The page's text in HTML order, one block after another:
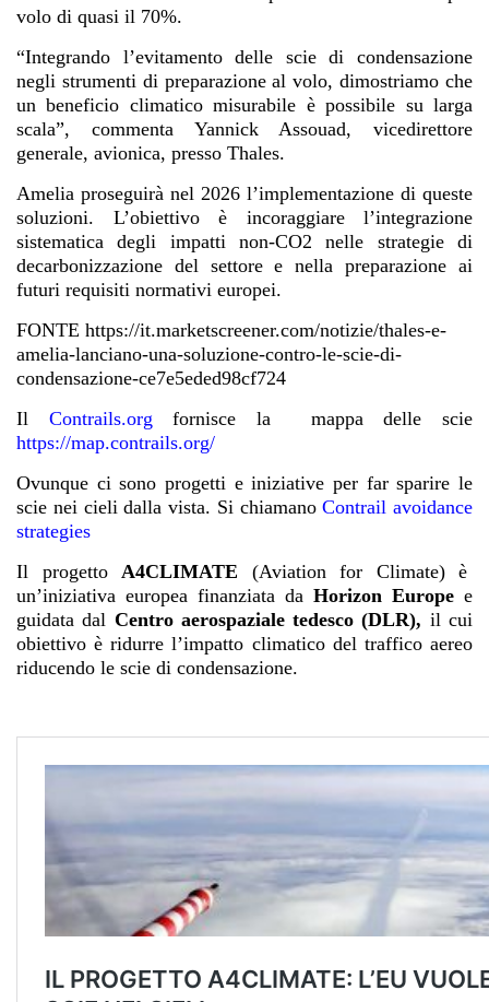
volo di quasi il 70%.
“Integrando l’evitamento delle scie di condensazione
negli strumenti di preparazione al volo, dimostriamo che
un beneficio climatico misurabile è possibile su larga
scala”, commenta Yannick Assouad, vicedirettore
generale, avionica, presso Thales.
Amelia proseguirà nel 2026 l’implementazione di queste
soluzioni. L’obiettivo è incoraggiare l’integrazione
sistematica degli impatti non-CO2 nelle strategie di
decarbonizzazione del settore e nella preparazione ai
futuri requisiti normativi europei.
FONTE https://it.marketscreener.com/notizie/thales-e-
amelia-lanciano-una-soluzione-contro-le-scie-di-
condensazione-ce7e5eded98cf724
Il
Contrails.org fornisce la mappa delle scie
https://map.contrails.org/
Ovunque ci sono progetti e iniziative per far sparire le
scie nei cieli dalla vista. Si chiamanoContrail avoidance
strategies
Il progetto A4CLIMATE (Aviation for Climate) è
un’iniziativa europea finanziata da Horizon Europe e
guidata dal Centro aerospaziale tedesco (DLR), il cui
obiettivo è ridurre l’impatto climatico del traffico aereo
riducendo le scie di condensazione.